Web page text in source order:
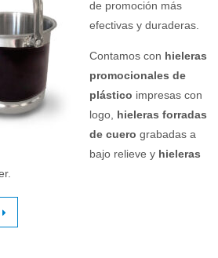
de promoción más
efectivas y duraderas.
Contamos con hieleras
promocionales de
plástico impresas con
logo, hieleras forradas
de cuero grabadas a
bajo relieve y hieleras